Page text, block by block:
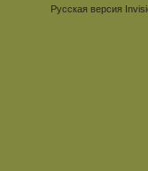
Русская версия